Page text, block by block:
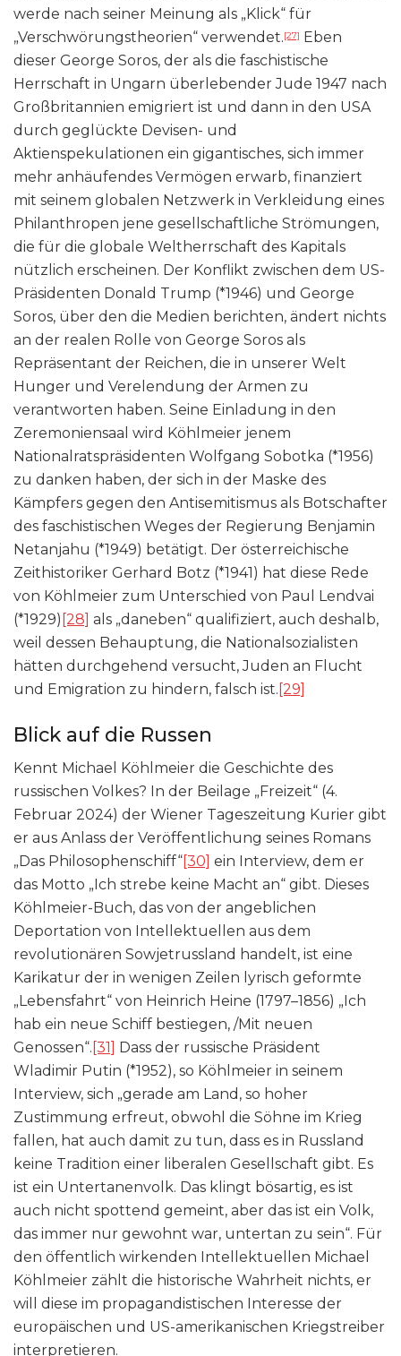
werde nach seiner Meinung als „Klick“ für
„Verschwörungstheorien“ verwendet.[27] Eben
dieser George Soros, der als die faschistische
Herrschaft in Ungarn überlebender Jude 1947 nach
Großbritannien emigriert ist und dann in den USA
durch geglückte Devisen- und
Aktienspekulationen ein gigantisches, sich immer
mehr anhäufendes Vermögen erwarb, finanziert
mit seinem globalen Netzwerk in Verkleidung eines
Philanthropen jene gesellschaftliche Strömungen,
die für die globale Weltherrschaft des Kapitals
nützlich erscheinen. Der Konflikt zwischen dem US-
Präsidenten Donald Trump (*1946) und George
Soros, über den die Medien berichten, ändert nichts
an der realen Rolle von George Soros als
Repräsentant der Reichen, die in unserer Welt
Hunger und Verelendung der Armen zu
verantworten haben. Seine Einladung in den
Zeremoniensaal wird Köhlmeier jenem
Nationalratspräsidenten Wolfgang Sobotka (*1956)
zu danken haben, der sich in der Maske des
Kämpfers gegen den Antisemitismus als Botschafter
des faschistischen Weges der Regierung Benjamin
Netanjahu (*1949) betätigt. Der österreichische
Zeithistoriker Gerhard Botz (*1941) hat diese Rede
von Köhlmeier zum Unterschied von Paul Lendvai
(*1929) [28] als „daneben“ qualifiziert, auch deshalb,
weil dessen Behauptung, die Nationalsozialisten
hätten durchgehend versucht, Juden an Flucht
und Emigration zu hindern, falsch ist. [29]
Blick auf die Russen
Kennt Michael Köhlmeier die Geschichte des
russischen Volkes? In der Beilage „Freizeit“ (4.
Februar 2024) der Wiener Tageszeitung Kurier gibt
er aus Anlass der Veröffentlichung seines Romans
„Das Philosophenschiff“ [30] ein Interview, dem er
das Motto „Ich strebe keine Macht an“ gibt. Dieses
Köhlmeier-Buch, das von der angeblichen
Deportation von Intellektuellen aus dem
revolutionären Sowjetrussland handelt, ist eine
Karikatur der in wenigen Zeilen lyrisch geformte
„Lebensfahrt“ von Heinrich Heine (1797–1856) „Ich
hab ein neue Schiff bestiegen, /Mit neuen
Genossen“. [31]
Dass der russische Präsident
Wladimir Putin (*1952), so Köhlmeier in seinem
Interview, sich „gerade am Land, so hoher
Zustimmung erfreut, obwohl die Söhne im Krieg
fallen, hat auch damit zu tun, dass es in Russland
keine Tradition einer liberalen Gesellschaft gibt. Es
ist ein Untertanenvolk. Das klingt bösartig, es ist
auch nicht spottend gemeint, aber das ist ein Volk,
das immer nur gewohnt war, untertan zu sein“. Für
den öffentlich wirkenden Intellektuellen Michael
Köhlmeier zählt die historische Wahrheit nichts, er
will diese im propagandistischen Interesse der
europäischen und US-amerikanischen Kriegstreiber
interpretieren.